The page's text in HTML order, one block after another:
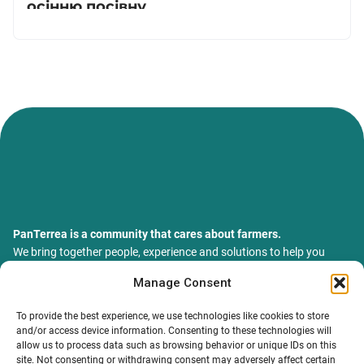
Manage Consent
To provide the best experience, we use technologies like cookies to store
and/or access device information. Consenting to these technologies will
allow us to process data such as browsing behavior or unique IDs on this
site. Not consenting or withdrawing consent may adversely affect certain
транспортування від водяної бані до корови.
зігнуття поршня або потрапляння бруду або
виникають проблеми з вирівнюванням пайєти
на поршні. Коли це стається, слідкуйте
наведеним нижче процедурам:
осінню посівну
PanTerrea is a community that cares about farmers.
We bring together people, experience and solutions to help you
76018, Україна, Івано-Франківський р-н, Івано-Франківська
обл., місто Івано-Франківськ, вулиця Сахарова Академіка,
будинок 23